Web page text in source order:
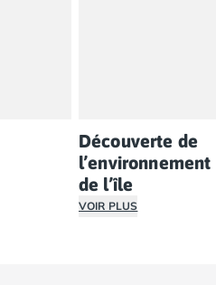
il vous suffira
Découverte de
de l’île
VOIR PLUS